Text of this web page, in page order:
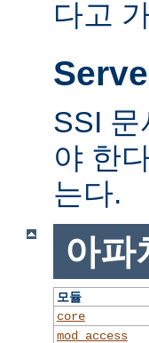
다고
SSI
야 한
는다.
아파
모듈
core
mod_access